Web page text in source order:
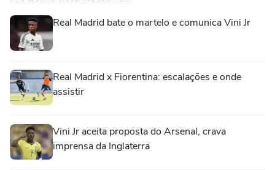
Real Madrid bate o martelo e comunica Vini Jr
Real Madrid x Fiorentina: escalações e onde
assistir
Vini Jr aceita proposta do Arsenal, crava
imprensa da Inglaterra